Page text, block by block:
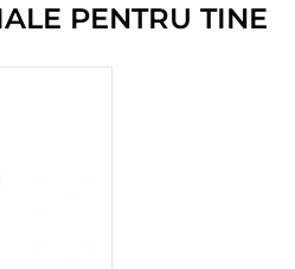
PENTRU TINE